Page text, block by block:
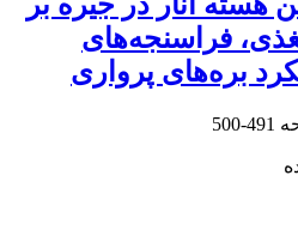
فراسنجه‌های
بره‌های پرواری
491-500